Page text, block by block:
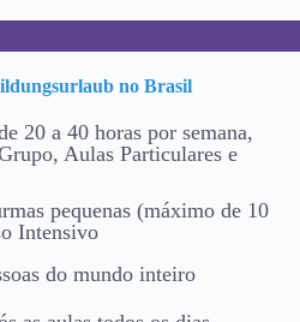
no Brasil
20 a 40 horas por semana,
Aulas Particulares e
pequenas (máximo de 10
Intensivo
do mundo inteiro